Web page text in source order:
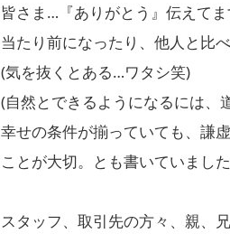
皆さま…『ありがとう』伝えてま
当たり前になったり、他人と比
(気を抜くとある…ワタシ笑)
(自然とできるようになるには、
幸せの条件が揃っていても、謙
ことが大切。とも書いていまし
スタッフ、取引先の方々、親、